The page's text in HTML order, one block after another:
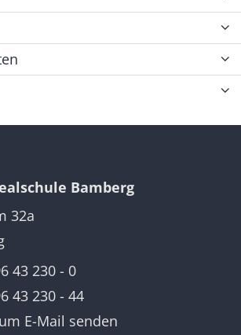
Bamberg
32a
43 230 - 0
43 230 - 44
E-Mail senden